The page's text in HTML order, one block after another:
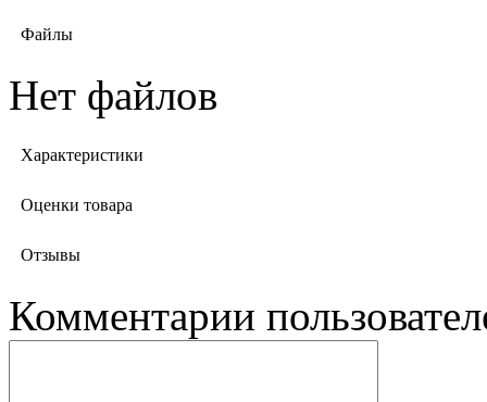
Файлы
Нет файлов
Характеристики
Оценки товара
Отзывы
Комментарии